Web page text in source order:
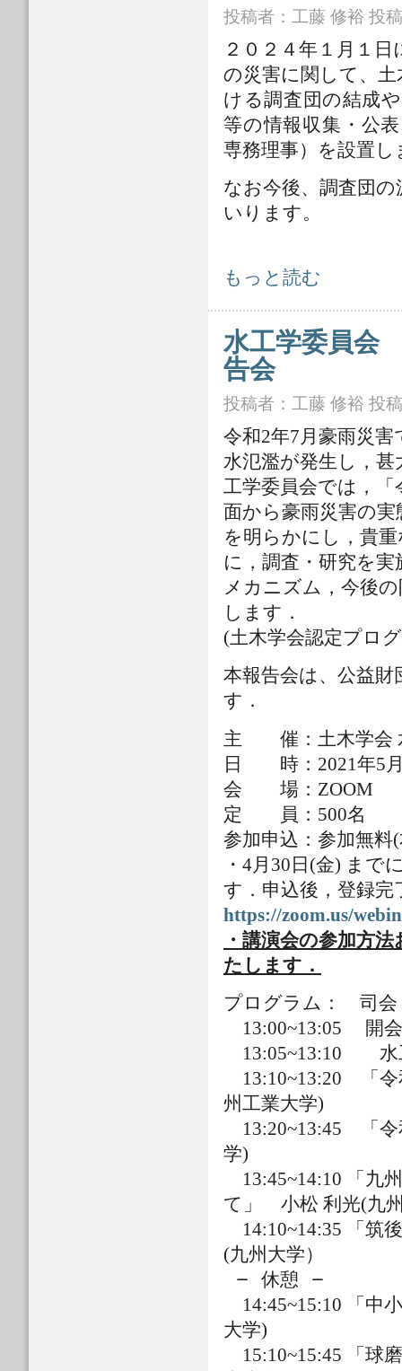
投稿者： 工藤 修裕 投
２０２４年１月１
の災害に関して、
ける調査団の結成
等の情報収集・公
専務理事）を設置し
なお今後、調査団
いります。
令和6年能登半島地震対策本部の設
もっと読む
水工学委員会
告会
投稿者： 工藤 修裕 投
令和2年7月豪雨災
水氾濫が発生し，
工学委員会では，「
面から豪雨災害の
を明らかにし，貴
に，調査・研究を
メカニズム，今後
します．
(土木学会認定プロ
本報告会は、公益
す．
主 催：土木学会
日 時：2021年5月
会 場：ZOOM
定 員：500名
参加申込：参加無
・4月30日(金) まで
す．申込後，登録
https://zoom.us/
・講演会の参加方
たします．
プログラム： 司会
13:00~13:05 開会
13:05~13:10 水工
13:10~13:20 「
州工業大学)
13:20~13:45 「
学)
13:45~14:10 「九
て」 小松 利光(九
14:10~14:35
(九州大学）
̶̶̶̶̶̶̶ 休憩 ̶̶̶̶̶̶̶
14:45~15:10
大学)
15:10~15:45